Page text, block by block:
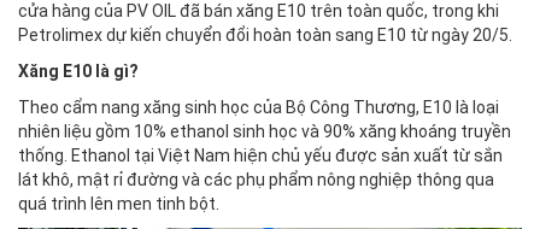
cửa hàng của PV OIL đã bán xăng E10 trên toàn quốc, trong khi
Petrolimex dự kiến chuyển đổi hoàn toàn sang E10 từ ngày 20/5.
Xăng E10 là gì?
Theo cẩm nang xăng sinh học của Bộ Công Thương, E10 là loại
nhiên liệu gồm 10% ethanol sinh học và 90% xăng khoáng truyền
thống. Ethanol tại Việt Nam hiện chủ yếu được sản xuất từ sắn
lát khô, mật rỉ đường và các phụ phẩm nông nghiệp thông qua
quá trình lên men tinh bột.